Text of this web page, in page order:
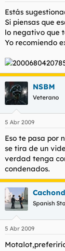
Estás
Si piensas que
lo negativo que
Yo recomiendo
NSBM
Veterano
5 Abr 2009
Eso te pasa por
se tira de un
verdad tenga
condenados.
Spanish
5 Abr 2009